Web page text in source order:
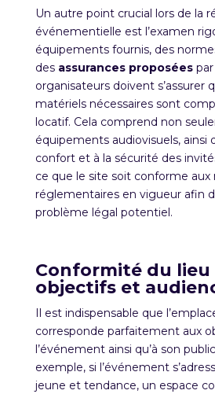
Un autre point crucial lors de la
événementielle est l’examen
équipements fournis, des
des assurances proposéespar
organisateurs doivent s’assurer
matériels nécessaires sont
locatif. Cela comprend non
équipements audiovisuels, ainsi
confort et à la sécurité des
ce que le site soit conforme aux
réglementaires en vigueur afin
problème légal potentiel.
Conformité du lieu
objectifs et
Il est indispensable que
corresponde parfaitement aux
l’événement ainsi qu’à son
exemple, si l’événement
jeune et tendance, un espace